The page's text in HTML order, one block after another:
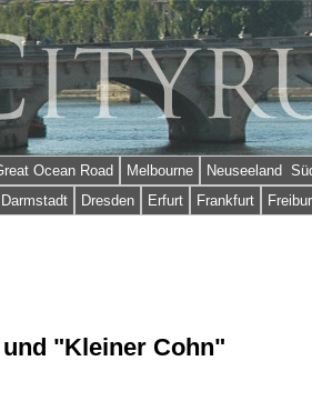
Ocean Road Melbourne
Neuseeland
Darmstadt Dresden Erfurt Frankfurt
"Kleiner Cohn"